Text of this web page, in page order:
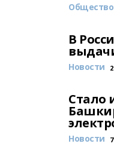
Общество
В
Новости
Стало
Новости